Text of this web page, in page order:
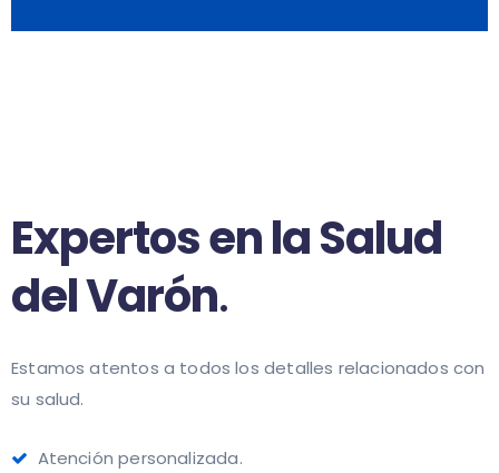
Expertos en la Salud
del Varón.
Estamos atentos a todos los detalles relacionados con
su salud.
Atención personalizada.